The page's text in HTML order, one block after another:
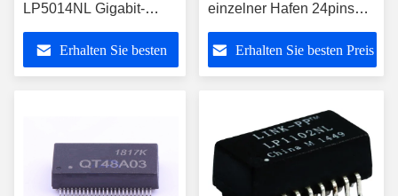
LP5014NL Gigabit-
Ethernet-
Magnettransformatoren,
Dual-Port
Erhalten Sie besten
einzelner Hafen 24pins
SMD LP5004NL
1000Base-T
Erhalten Sie besten Preis